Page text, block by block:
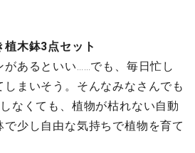
植木鉢3点セット
あるといい……でも、毎日忙し
しまいそう。そんなみなさんでも
なくても、植物が枯れない自動
少し自由な気持ちで植物を育て